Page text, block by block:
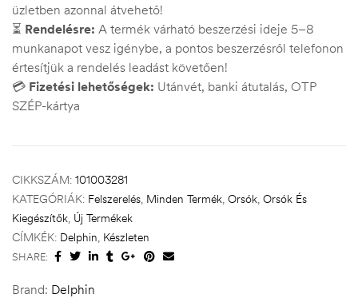
üzletben azonnal átvehető!
⏳ Rendelésre: A termék várható beszerzési ideje 5–8
munkanapot vesz igénybe, a pontos beszerzésről telefonon
értesítjük a rendelés leadást követően!
💳 Fizetési lehetőségek: Utánvét, banki átutalás, OTP
SZÉP-kártya
CIKKSZÁM: 101003281
KATEGÓRIÁK: Felszerelés, Minden Termék, Orsók, Orsók És
Kiegészítők, Új Termékek
CÍMKÉK: Delphin, Készleten
SHARE:
Brand: Delphin